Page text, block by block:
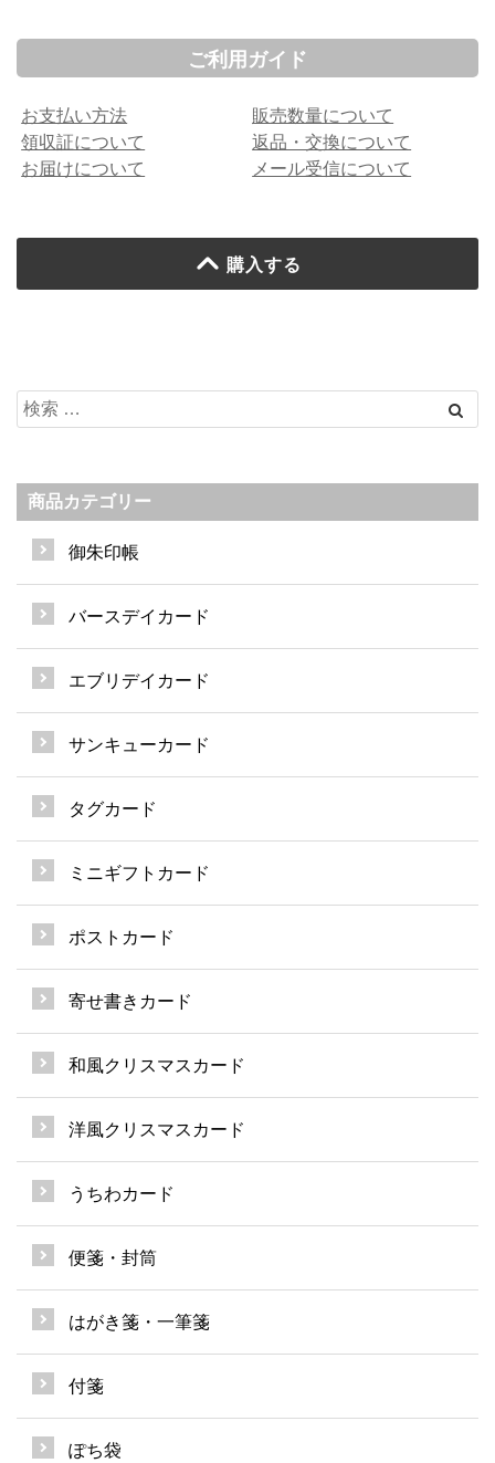
ご利用ガイド
お支払い方法
領収証について
お届けについて
販売数量について
返品・交換について
メール受信について
購入する
商品カテゴリー
御朱印帳
バースデイカード
エブリデイカード
サンキューカード
タグカード
ミニギフトカード
ポストカード
寄せ書きカード
和風クリスマスカード
洋風クリスマスカード
うちわカード
便箋・封筒
はがき箋・一筆箋
付箋
ぽち袋